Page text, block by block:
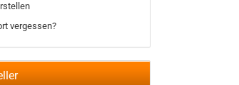
vergessen?